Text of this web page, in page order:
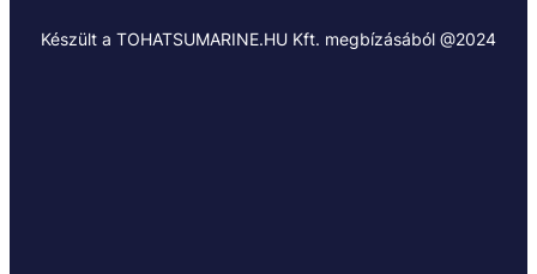
Készült a TOHATSUMARINE.HU Kft. megbízásából @2024